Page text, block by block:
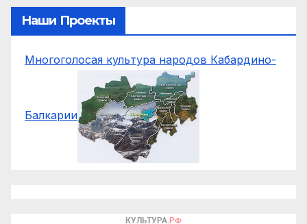
Наши Проекты
Многоголосая культура народов Кабардино-
Балкарии